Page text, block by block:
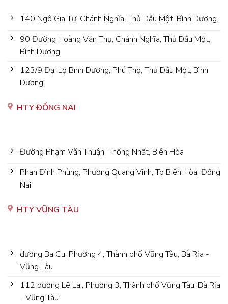
140 Ngô Gia Tự, Chánh Nghĩa, Thủ Dầu Một, Bình Dương.
90 Đường Hoàng Văn Thụ, Chánh Nghĩa, Thủ Dầu Một,
Bình Dương
123/9 Đại Lộ Bình Dương, Phú Thọ, Thủ Dầu Một, Bình
Dương
HTY ĐỒNG NAI
Đường Phạm Văn Thuận, Thống Nhất, Biên Hòa
Phan Đình Phùng, Phường Quang Vinh, Tp Biên Hòa, Đồng
Nai
HTY VŨNG TÀU
đường Ba Cu, Phường 4, Thành phố Vũng Tàu, Bà Rịa -
Vũng Tàu
112 đường Lê Lai, Phường 3, Thành phố Vũng Tàu, Bà Rịa
- Vũng Tàu